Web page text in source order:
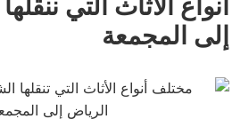
أنواع الأثاث التي
إلى المجمعة